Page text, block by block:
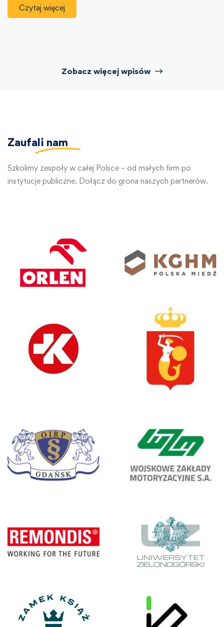
Czytaj więcej
Zobacz więcej wpisów
Zaufali nam
Szkolimy zespoły w całej Polsce – od małych firm po
instytucje publiczne. Dołącz do grona naszych partnerów.